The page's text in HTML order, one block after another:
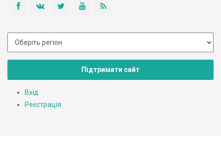
Підтримати сайт
Вхід
Реєстрація